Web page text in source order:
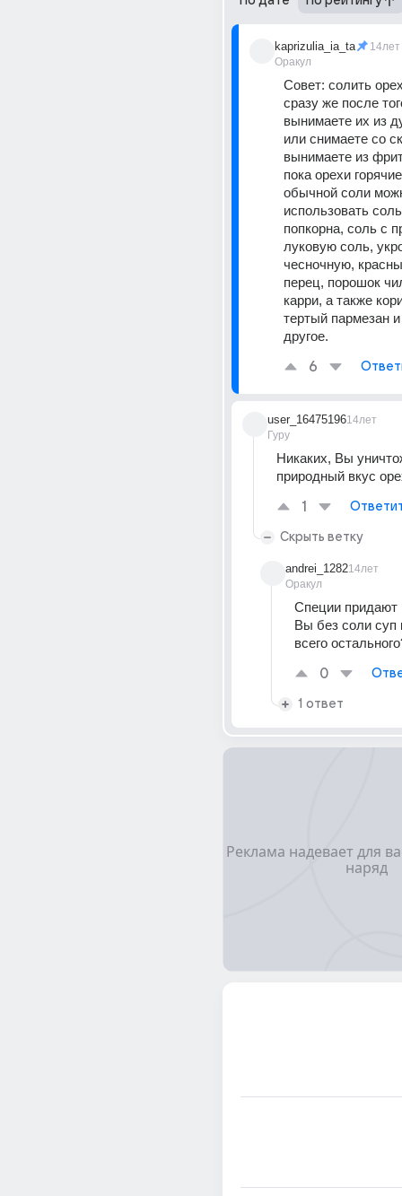
kaprizulia_ia_ta
Оракул
14лет
Совет: солить
сразу же после
вынимаете их из
или снимаете со
вынимаете из
пока орехи
обычной соли
использовать
попкорна, соль с
луковую соль,
чесночную,
перец, порошок
карри, а также
тертый пармезан
другое.
6
user_16475196
Гуру
14лет
Никаких, Вы
природный вкус
1
Скрыть ветку
andrei_1282
Оракул
14лет
Специи придают
Вы без соли суп
всего
0
1 ответ